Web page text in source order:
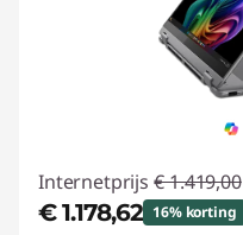
Internetprijs € 1.419,00
€ 1.178,62 16% korting